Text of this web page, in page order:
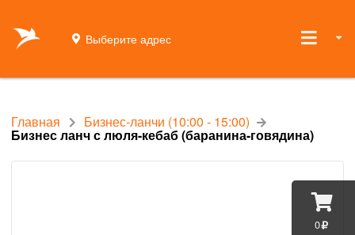
0
Выберите адрес
Главная Бизнес-ланчи (10:00 - 15:00)
Бизнес ланч с люля-кебаб (баранина-говядина)